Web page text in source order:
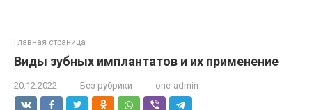
Главная страница
Виды зубных имплантатов и их применение
20.12.2022 Без рубрики one-admin